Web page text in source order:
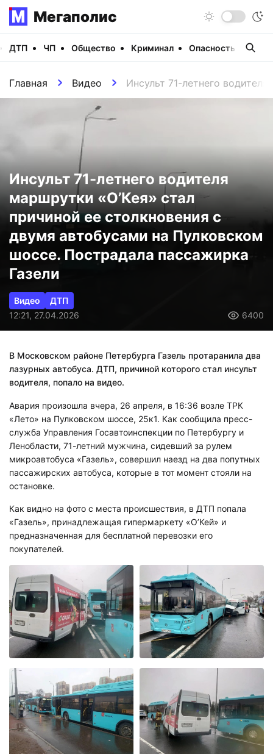
Мегаполис
ДТП ЧП Общество Криминал Опасность
Главная Видео Инсульт 71-летнего
Инсульт 71-летнего водителя
маршрутки «О’Кея» стал
причиной ее столкновения с
двумя автобусами на Пулковском
шоссе. Пострадала пассажирка
Газели
Видео
ДТП
12:21, 27.04.2026
6400
В Московском районе Петербурга Газель протаранила два
лазурных автобуса. ДТП, причиной которого стал инсульт
водителя, попало на видео.
Авария произошла вчера, 26 апреля, в 16:36 возле ТРК
«Лето» на Пулковском шоссе, 25к1. Как сообщила пресс-
служба Управления Госавтоинспекции по Петербургу и
Ленобласти, 71-летний мужчина, сидевший за рулем
микроавтобуса «Газель», совершил наезд на два попутных
пассажирских автобуса, которые в тот момент стояли на
остановке.
Как видно на фото с места происшествия, в ДТП попала
«Газель», принадлежащая гипермаркету «О’Кей» и
предназначенная для бесплатной перевозки его
покупателей.